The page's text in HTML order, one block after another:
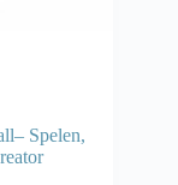
Spelen,